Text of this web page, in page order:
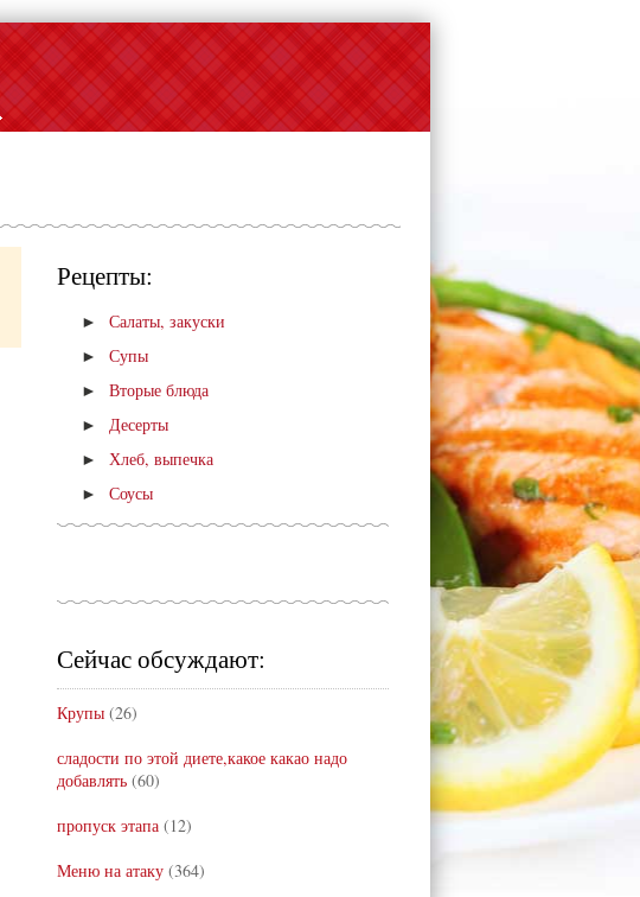
Рецепты:
►
Салаты, закуски
►
Супы
►
Вторые блюда
►
Десерты
►
Хлеб, выпечка
►
Соусы
Сейчас обсуждают:
Крупы (26)
сладости по этой диете,какое какао надо
добавлять (60)
пропуск этапа (12)
Меню на атаку (364)